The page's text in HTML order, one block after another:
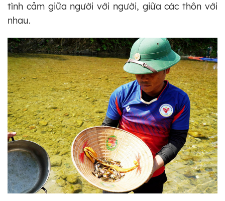
tình cảm giữa người với người, giữa các thôn với
nhau.